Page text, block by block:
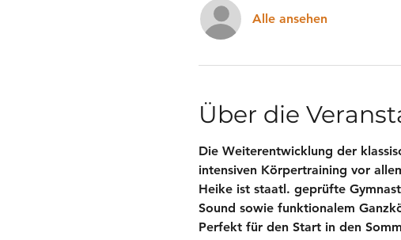
Alle ansehen
Über die
Die Weiterentwicklung der
intensiven Körpertraining vor
Heike ist staatl. geprüfte
Sound sowie funktionalem
Perfekt für den Start in den